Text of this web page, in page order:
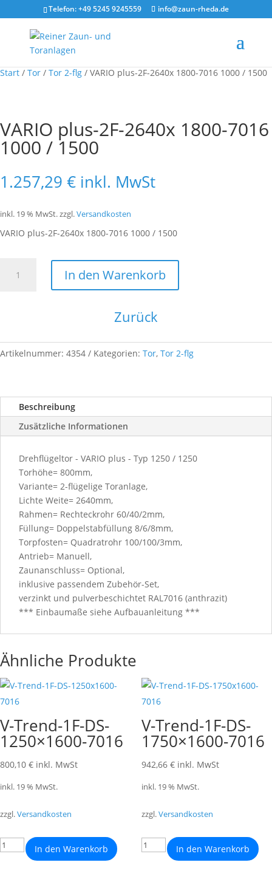
Telefon: +49 5245 9245559 info@zaun-rheda.de
Start / Tor / Tor 2-flg / VARIO plus-2F-2640x 1800-7016 1000 / 1500
VARIO plus-2F-2640x 1800-7016
1000 / 1500
1.257,29 € inkl. MwSt
inkl. 19 % MwSt.zzgl.Versandkosten
VARIO plus-2F-2640x 1800-7016 1000 / 1500
plus-
1000
In den Warenkorb
Zurück
Artikelnummer: 4354 Kategorien: Tor, Tor 2-flg
Beschreibung
Zusätzliche Informationen
Drehflügeltor - VARIO plus - Typ 1250 / 1250
Torhöhe= 800mm,
Variante= 2-flügelige Toranlage,
Lichte Weite= 2640mm,
Rahmen= Rechteckrohr 60/40/2mm,
Füllung= Doppelstabfüllung 8/6/8mm,
Torpfosten= Quadratrohr 100/100/3mm,
Antrieb= Manuell,
Zaunanschluss= Optional,
inklusive passendem Zubehör-Set,
verzinkt und pulverbeschichtet RAL7016 (anthrazit)
*** Einbaumaße siehe Aufbauanleitung ***
Ähnliche Produkte
V-Trend-1F-DS-
1250×1600-7016
800,10 € inkl. MwSt
inkl. 19 % MwSt.
zzgl.Versandkosten
In den Warenkorb
V-Trend-1F-DS-
1750×1600-7016
942,66 € inkl. MwSt
inkl. 19 % MwSt.
zzgl.Versandkosten
In den Warenkorb